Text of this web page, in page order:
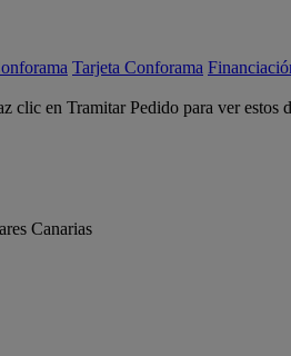
Tarjeta Conforama
clic en Tramitar Pedido para ver estos
Canarias